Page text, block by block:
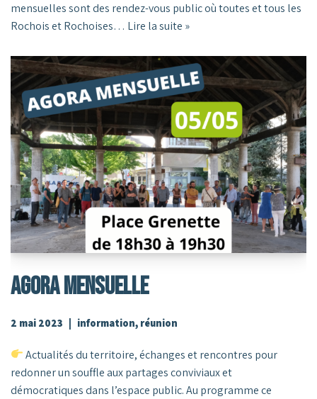
mensuelles sont des rendez-vous public où toutes et tous les
Rochois et Rochoises… Lire la suite »
AGORA MENSUELLE
2 mai 2023 information, réunion
Actualités du territoire, échanges et rencontres pour
redonner un souffle aux partages conviviaux et
démocratiques dans l’espace public. Au programme ce